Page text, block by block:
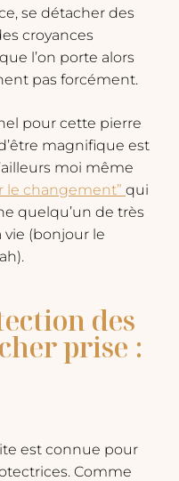
se détacher des
croyances
l’on porte alors
pas forcément.
pour cette pierre
magnifique est
moi même
le changement” qui
quelqu’un de très
vie (bonjour le
des
prise :
est connue pour
Comme